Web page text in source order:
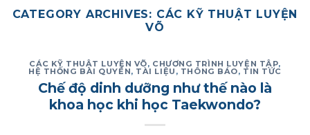
CATEGORY ARCHIVES: CÁC KỸ THUẬT LUYỆN
VÕ
CÁC KỸ THUẬT LUYỆN VÕ, CHƯƠNG TRÌNH LUYỆN TẬP,
HỆ THỐNG BÀI QUYỀN, TÀI LIỆU , THÔNG BÁO, TIN TỨC
Chế độ dinh dưỡng như thế nào là
khoa học khi học Taekwondo?